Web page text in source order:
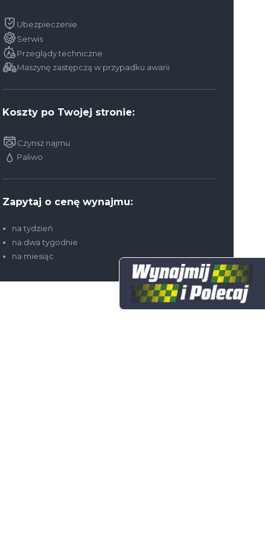
Ubezpieczenie
Serwis
Przeglądy techniczne
Maszynę zastępczą w przypadku awarii
Koszty po Twojej stronie:
Czynsz najmu
Paliwo
Zapytaj o cenę wynajmu:
na tydzień
na dwa tygodnie
na miesiąc